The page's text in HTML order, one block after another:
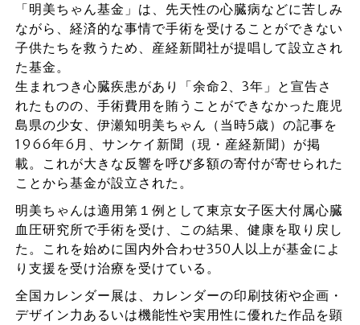
「明美ちゃん基金」は、先天性の心臓病などに苦しみ
ながら、経済的な事情で手術を受けることができない
子供たちを救うため、産経新聞社が提唱して設立され
た基金。
生まれつき心臓疾患があり「余命2、3年」と宣告さ
れたものの、手術費用を賄うことができなかった鹿児
島県の少女、伊瀬知明美ちゃん（当時5歳）の記事を
1966年6月、サンケイ新聞（現・産経新聞）が掲
載。これが大きな反響を呼び多額の寄付が寄せられた
ことから基金が設立された。
明美ちゃんは適用第１例として東京女子医大付属心臓
血圧研究所で手術を受け、この結果、健康を取り戻し
た。これを始めに国内外合わせ350人以上が基金によ
り支援を受け治療を受けている。
全国カレンダー展は、カレンダーの印刷技術や企画・
デザイン力あるいは機能性や実用性に優れた作品を顕